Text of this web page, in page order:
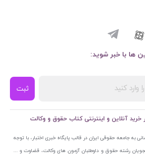
ها با خبر شوید:
ثبت
خرید آنلاین و اینترنتی کتاب حقوق و وکالت
جامعه حقوقی ایران در قالب پایگاه خبری اختبار، با توجه
رشته حقوق و داوطلبان آزمون های وکالت، قضاوت و ...